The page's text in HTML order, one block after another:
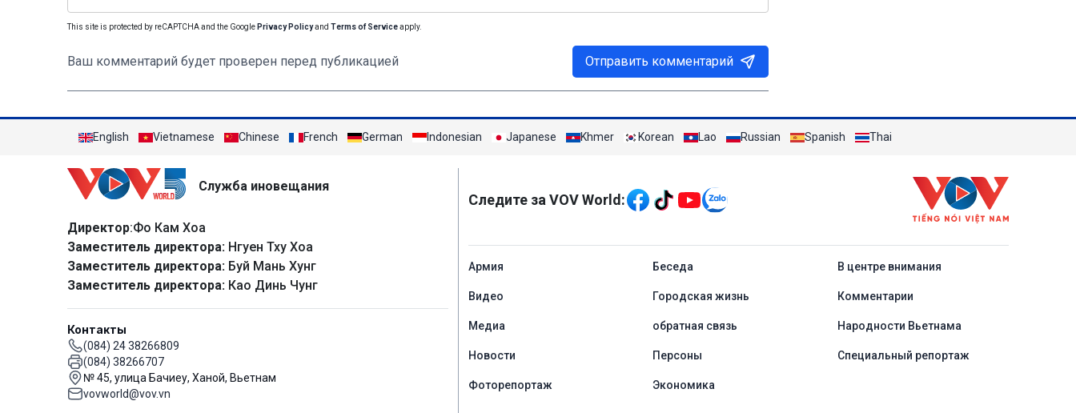
This site is protected by reCAPTCHA and the Google Privacy Policyand Terms of Serviceapply.
Ваш комментарий будет проверен перед публикацией Отправить комментарий
English Vietnamese Chinese French German Indonesian Japanese Khmer Korean Lao Russian Spanish Thai
Служба иновещания
Директор:Фо Кам Хоа
Заместитель директора: Нгуен Тху Хоа
Заместитель директора: Буй Мань Хунг
Заместитель директора: Као Динь Чунг
Контакты
(084) 24 38266809
(084) 38266707
№ 45, улица Бачиеу, Ханой, Вьетнам
vovworld@vov.vn
Следите за VOV World:
menu footer tiếng Nga
Aрмия Беседа В центре внимания
Видео Городская жизнь Комментарии
Медиа обратная связь Народности Вьетнама
Новости Персоны Специальный репортаж
Фоторепортаж Экономика